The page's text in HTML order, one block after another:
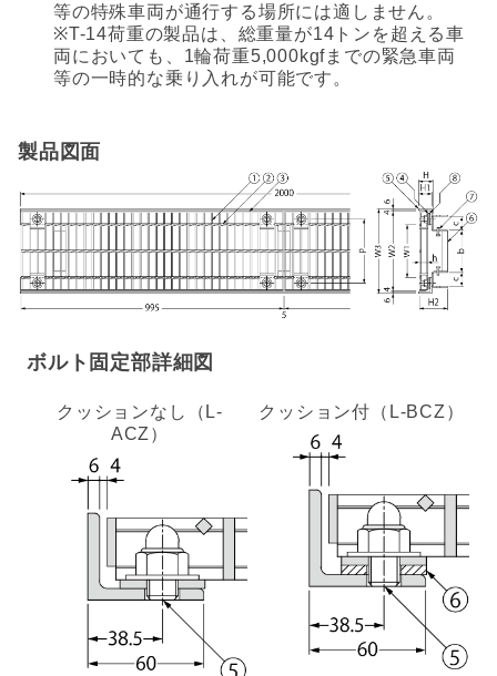
等の特殊車両が通行する場所には適しません。
※T-14荷重の製品は、総重量が14トンを超える車
両においても、1輪荷重5,000kgfまでの緊急車両
等の一時的な乗り入れが可能です。
製品図面
ボルト固定部詳細図
クッションなし（L-
ACZ）
クッション付（L-BCZ）